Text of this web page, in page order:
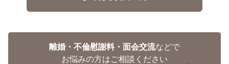
離婚・不倫慰謝料・面会交流などで
お悩みの方はご相談ください